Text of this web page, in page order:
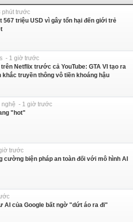
phút trước
567 triệu USD vì gây tổn hại đến giới trẻ
- 1 giờ trước
Netflix trước cả YouTube: GTA VI tạo ra
khắc truyền thông vô tiền khoáng hậu
nghệ - 1 giờ trước
"hot"
trước
cường biện pháp an toàn đối với mô hình AI
AI của Google bất ngờ "dứt áo ra đi"